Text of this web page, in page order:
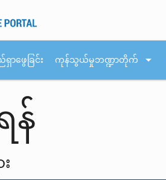
ာဖွေခြင်း ကုန်သွယ်မှုဘဏ္ဍာတိုက် arrow_drop_down
န်